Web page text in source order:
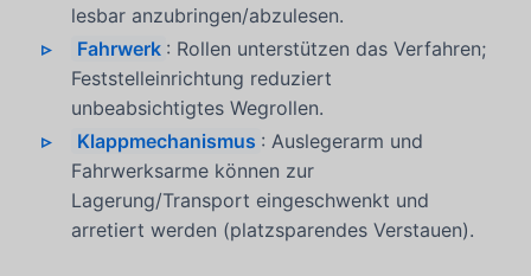
lesbar anzubringen/abzulesen.
Fahrwerk : Rollen unterstützen das Verfahren;
Feststelleinrichtung reduziert
unbeabsichtigtes Wegrollen.
Klappmechanismus : Auslegerarm und
Fahrwerksarme können zur
Lagerung/Transport eingeschwenkt und
arretiert werden (platzsparendes Verstauen).